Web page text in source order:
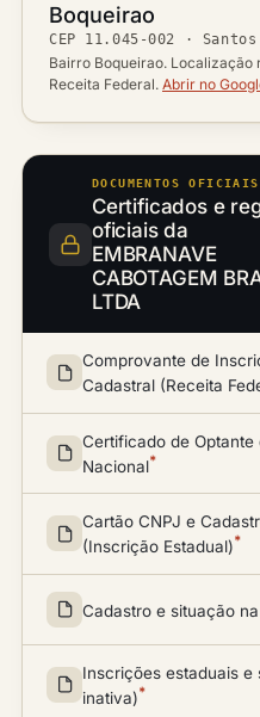
Bairro
Boqueirao
CEP
CEP 11.045-002 ·
Cidade / UF
Bairro Boqueirao. Localização
Receita Federal. Abrir no
DOCUMENTOS OFICIAIS
Certificados e
oficiais da
EMBRANAVE
CABOTAGEM
LTDA
Comprovante de
Cadastral (Receita
Certificado de Optante
Nacional*
Cartão CNPJ e
(Inscrição Estadual)*
Cadastro e situação
Inscrições estaduais e
inativa)*